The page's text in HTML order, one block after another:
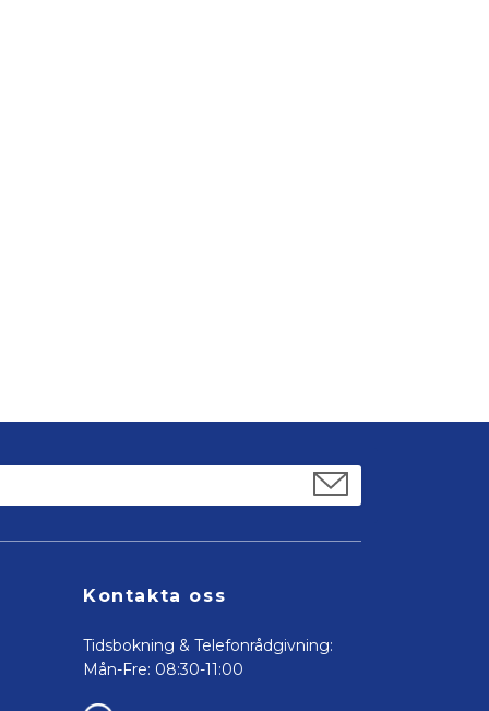
Kontakta oss
Tidsbokning & Telefonrådgivning:
Mån-Fre: 08:30-11:00